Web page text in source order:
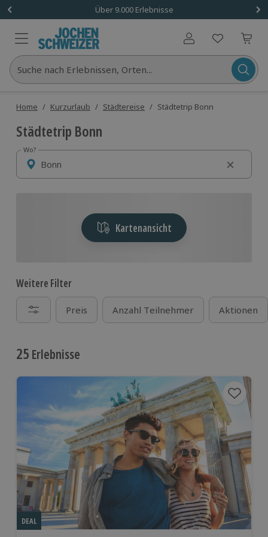
Über 9.000 Erlebnisse
Benutzerkonto
Suche nach Erlebnissen, Orten...
Home / Kurzurlaub / Städtereise / Städtetrip Bonn
Städtetrip Bonn
Wo?
Wo?
Kartenansicht
Weitere Filter
Preis Anzahl Teilnehmer Aktionen
25 Erlebnisse
DEAL